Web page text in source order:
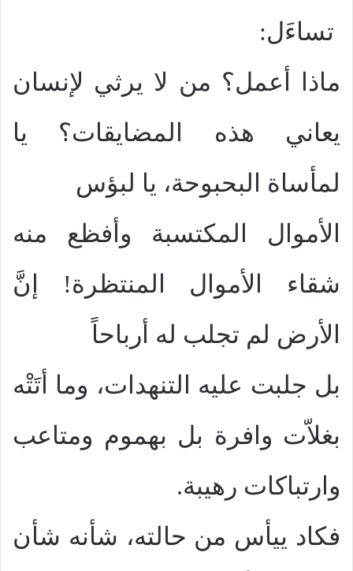
تساءَل:
ماذا أعمل؟ من لا يرثي لإنسان
يعاني هذه المضايقات؟ يا
لمأساة البحبوحة، يا لبؤس
الأموال المكتسبة وأفظع منه
شقاء الأموال المنتظرة! إنَّ
الأرض لم تجلب له أرباحاً
بل جلبت عليه التنهدات، وما أتَتْه
بغلاّت وافرة بل بهموم ومتاعب
وارتباكات رهيبة.
فكاد ييأس من حالته، شأنه شأن